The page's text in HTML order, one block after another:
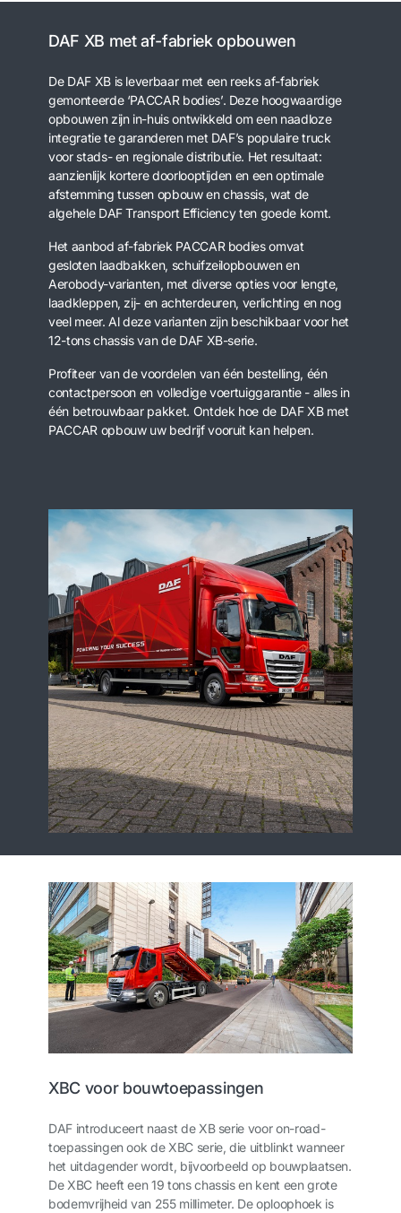
DAF XB met af-fabriek opbouwen
De DAF XB is leverbaar met een reeks af-fabriek
gemonteerde ‘PACCAR bodies’. Deze hoogwaardige
opbouwen zijn in-huis ontwikkeld om een naadloze
integratie te garanderen met DAF’s populaire truck
voor stads- en regionale distributie. Het resultaat:
aanzienlijk kortere doorlooptijden en een optimale
afstemming tussen opbouw en chassis, wat de
algehele DAF Transport Efficiency ten goede komt.
Het aanbod af-fabriek PACCAR bodies omvat
gesloten laadbakken, schuifzeilopbouwen en
Aerobody-varianten, met diverse opties voor lengte,
laadkleppen, zij- en achterdeuren, verlichting en nog
veel meer. Al deze varianten zijn beschikbaar voor het
12-tons chassis van de DAF XB-serie.
Profiteer van de voordelen van één bestelling, één
contactpersoon en volledige voertuiggarantie - alles in
één betrouwbaar pakket. Ontdek hoe de DAF XB met
PACCAR opbouw uw bedrijf vooruit kan helpen.
XBC voor bouwtoepassingen
DAF introduceert naast de XB serie voor on-road-
toepassingen ook de XBC serie, die uitblinkt wanneer
het uitdagender wordt, bijvoorbeeld op bouwplaatsen.
De XBC heeft een 19 tons chassis en kent een grote
bodemvrijheid van 255 millimeter. De oploophoek is